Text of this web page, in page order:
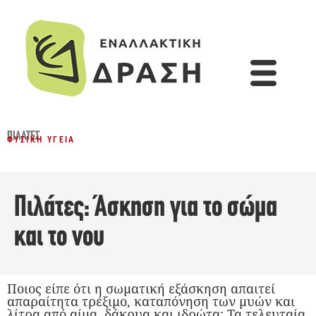
ΠΙΛΆΤΕΣ
ΦΥΣΙΚΉ ΥΓΕΊΑ
Πιλάτες: Άσκηση για το σώμα
και το νου
Ποιος είπε ότι η σωματική εξάσκηση απαιτεί
απαραίτητα τρέξιμο, καταπόνηση των μυών και